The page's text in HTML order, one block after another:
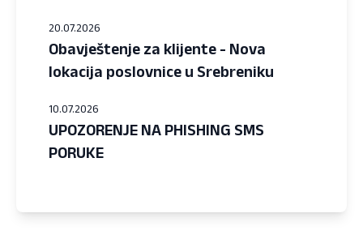
20.07.2026
Obavještenje za klijente - Nova
lokacija poslovnice u Srebreniku
10.07.2026
UPOZORENJE NA PHISHING SMS
PORUKE